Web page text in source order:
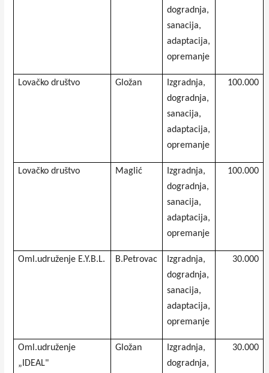
dogradnja,
sanacija,
adaptacija,
opremanje
Lovačko društvo Gložan
Izgradnja,
dogradnja,
sanacija,
adaptacija,
opremanje
100.000
Lovačko društvo Maglić
Izgradnja,
dogradnja,
sanacija,
adaptacija,
opremanje
100.000
Oml.udruženje E.Y.B.L. B.Petrovac
Izgradnja,
dogradnja,
sanacija,
adaptacija,
opremanje
30.000
Oml.udruženje
„IDEAL"
Gložan
Izgradnja,
dogradnja,
30.000